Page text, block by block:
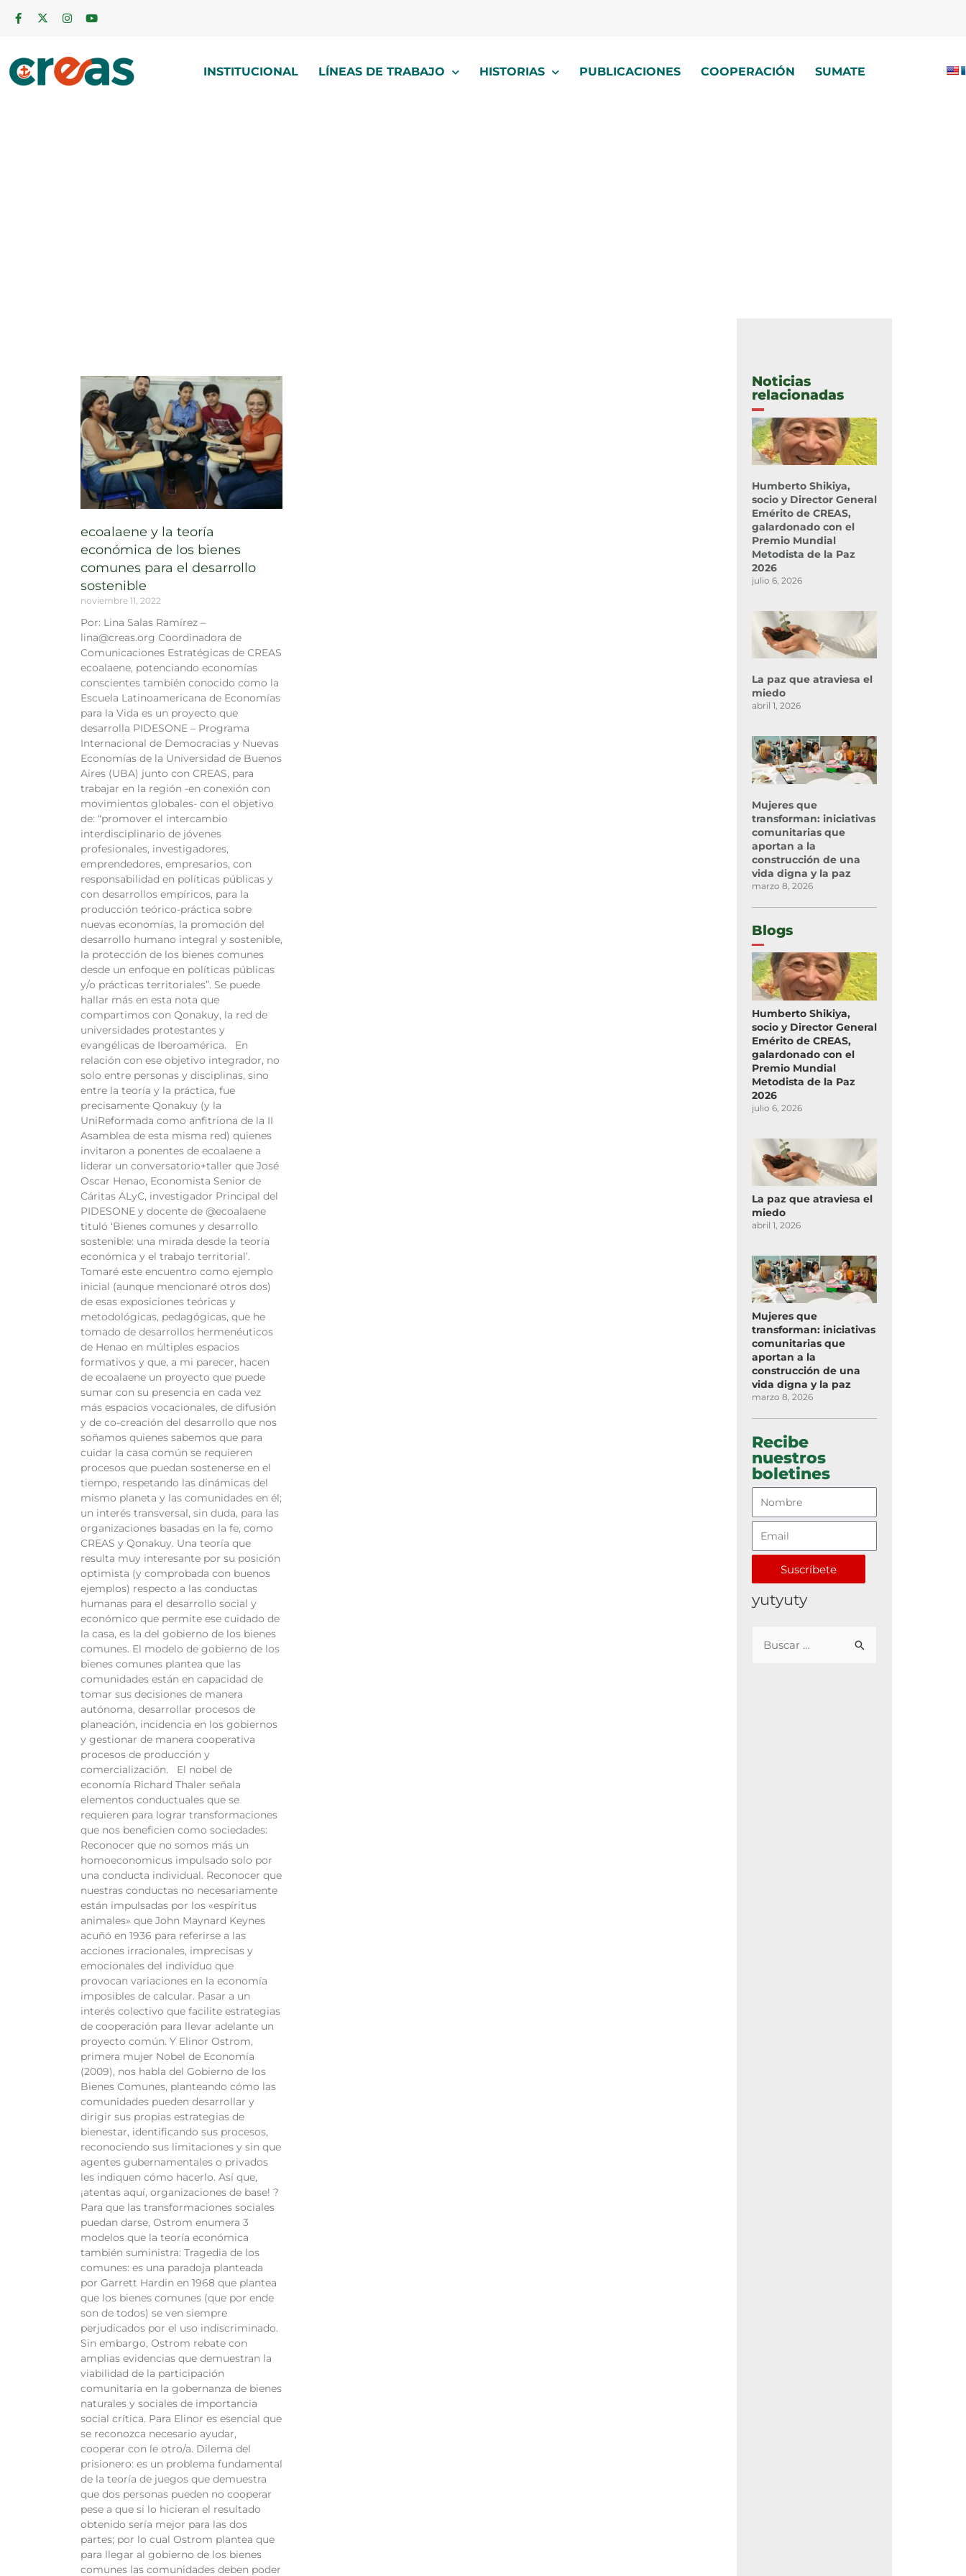
INSTITUCIONAL LÍNEAS DE TRABAJO HISTORIAS PUBLICACIONES COOPERACIÓN SUMATE
ecoalaene y la teoría
económica de los bienes
comunes para el desarrollo
sostenible
noviembre 11, 2022
Por: Lina Salas Ramírez –
lina@creas.org Coordinadora de
Comunicaciones Estratégicas de CREAS
ecoalaene, potenciando economías
conscientes también conocido como la
Escuela Latinoamericana de Economías
para la Vida es un proyecto que
desarrolla PIDESONE – Programa
Internacional de Democracias y Nuevas
Economías de la Universidad de Buenos
Aires (UBA) junto con CREAS, para
trabajar en la región -en conexión con
movimientos globales- con el objetivo
de: “promover el intercambio
interdisciplinario de jóvenes
profesionales, investigadores,
emprendedores, empresarios, con
responsabilidad en políticas públicas y
con desarrollos empíricos, para la
producción teórico-práctica sobre
nuevas economías, la promoción del
desarrollo humano integral y sostenible,
la protección de los bienes comunes
desde un enfoque en políticas públicas
y/o prácticas territoriales”. Se puede
hallar más en esta nota que
compartimos con Qonakuy, la red de
universidades protestantes y
evangélicas de Iberoamérica. En
relación con ese objetivo integrador, no
solo entre personas y disciplinas, sino
entre la teoría y la práctica, fue
precisamente Qonakuy (y la
UniReformada como anfitriona de la II
Asamblea de esta misma red) quienes
invitaron a ponentes de ecoalaene a
liderar un conversatorio+taller que José
Oscar Henao, Economista Senior de
Cáritas ALyC, investigador Principal del
PIDESONE y docente de @ecoalaene
tituló ‘Bienes comunes y desarrollo
sostenible: una mirada desde la teoría
económica y el trabajo territorial’.
Tomaré este encuentro como ejemplo
inicial (aunque mencionaré otros dos)
de esas exposiciones teóricas y
metodológicas, pedagógicas, que he
tomado de desarrollos hermenéuticos
de Henao en múltiples espacios
formativos y que, a mi parecer, hacen
de ecoalaene un proyecto que puede
sumar con su presencia en cada vez
más espacios vocacionales, de difusión
y de co-creación del desarrollo que nos
soñamos quienes sabemos que para
cuidar la casa común se requieren
procesos que puedan sostenerse en el
tiempo, respetando las dinámicas del
mismo planeta y las comunidades en él;
un interés transversal, sin duda, para las
organizaciones basadas en la fe, como
CREAS y Qonakuy. Una teoría que
resulta muy interesante por su posición
optimista (y comprobada con buenos
ejemplos) respecto a las conductas
humanas para el desarrollo social y
económico que permite ese cuidado de
la casa, es la del gobierno de los bienes
comunes. El modelo de gobierno de los
bienes comunes plantea que las
comunidades están en capacidad de
tomar sus decisiones de manera
autónoma, desarrollar procesos de
planeación, incidencia en los gobiernos
y gestionar de manera cooperativa
procesos de producción y
comercialización. El nobel de
economía Richard Thaler señala
elementos conductuales que se
requieren para lograr transformaciones
que nos beneficien como sociedades:
Reconocer que no somos más un
homoeconomicus impulsado solo por
una conducta individual. Reconocer que
nuestras conductas no necesariamente
están impulsadas por los «espíritus
animales» que John Maynard Keynes
acuñó en 1936 para referirse a las
acciones irracionales, imprecisas y
emocionales del individuo que
provocan variaciones en la economía
imposibles de calcular. Pasar a un
interés colectivo que facilite estrategias
de cooperación para llevar adelante un
proyecto común. Y Elinor Ostrom,
primera mujer Nobel de Economía
(2009), nos habla del Gobierno de los
Bienes Comunes, planteando cómo las
comunidades pueden desarrollar y
dirigir sus propias estrategias de
bienestar, identificando sus procesos,
reconociendo sus limitaciones y sin que
agentes gubernamentales o privados
les indiquen cómo hacerlo. Así que,
¡atentas aquí, organizaciones de base! ?
Para que las transformaciones sociales
puedan darse, Ostrom enumera 3
modelos que la teoría económica
también suministra: Tragedia de los
comunes: es una paradoja planteada
por Garrett Hardin en 1968 que plantea
que los bienes comunes (que por ende
son de todos) se ven siempre
perjudicados por el uso indiscriminado.
Sin embargo, Ostrom rebate con
amplias evidencias que demuestran la
viabilidad de la participación
comunitaria en la gobernanza de bienes
naturales y sociales de importancia
social crítica. Para Elinor es esencial que
se reconozca necesario ayudar,
cooperar con le otro/a. Dilema del
prisionero: es un problema fundamental
de la teoría de juegos que demuestra
que dos personas pueden no cooperar
pese a que si lo hicieran el resultado
obtenido sería mejor para las dos
partes; por lo cual Ostrom plantea que
para llegar al gobierno de los bienes
comunes las comunidades deben poder
Noticias
relacionadas
Humberto Shikiya,
socio y Director General
Emérito de CREAS,
galardonado con el
Premio Mundial
Metodista de la Paz
2026
julio 6, 2026
La paz que atraviesa el
miedo
abril 1, 2026
Mujeres que
transforman: iniciativas
comunitarias que
aportan a la
construcción de una
vida digna y la paz
marzo 8, 2026
Blogs
Humberto Shikiya,
socio y Director General
Emérito de CREAS,
galardonado con el
Premio Mundial
Metodista de la Paz
2026
julio 6, 2026
La paz que atraviesa el
miedo
abril 1, 2026
Mujeres que
transforman: iniciativas
comunitarias que
aportan a la
construcción de una
vida digna y la paz
marzo 8, 2026
Recibe
nuestros
boletines
Suscríbete
yutyuty